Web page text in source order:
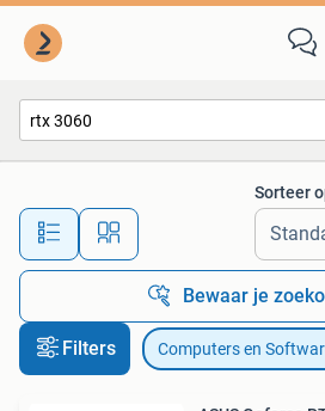
Alle afstanden…
Sorteer
Bewaar je
Filters Computers en